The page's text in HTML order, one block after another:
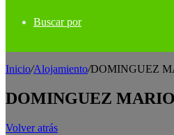
Buscar por
Inicio/Alojamiento/DOMINGUEZ
DOMINGUEZ
Volver atrás